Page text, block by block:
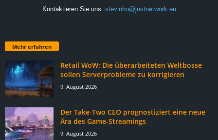
Kontaktieren Sie uns: stevinho@justnetwork.eu
Mehr erfahren
Retail WoW: Die überarbeiteten Weltbosse
sollen Serverprobleme zu korrigieren
9. August 2026
Der Take-Two CEO prognostiziert eine neue
Ära des Game-Streamings
9. August 2026